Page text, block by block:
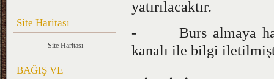
Site Haritası
Site Haritası
BAĞIŞ VE
yatırılacaktır.
- Burs almaya hak
kanalı ile bilgi